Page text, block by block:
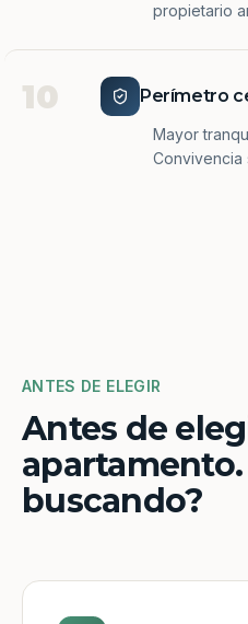
propietario
10 Perímetro
Mayor
Convivencia
ANTES DE ELEGIR
Antes de
apartamento.
buscando?